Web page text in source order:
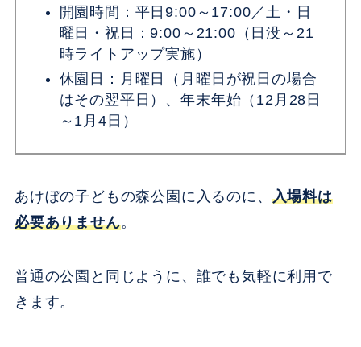
開園時間：平日9:00～17:00／土・日
曜日・祝日：9:00～21:00（日没～21
時ライトアップ実施）
休園日：月曜日（月曜日が祝日の場合
はその翌平日）、年末年始（12月28日
～1月4日）
あけぼの子どもの森公園に入るのに、 入場料は
必要ありません。
普通の公園と同じように、誰でも気軽に利用で
きます。